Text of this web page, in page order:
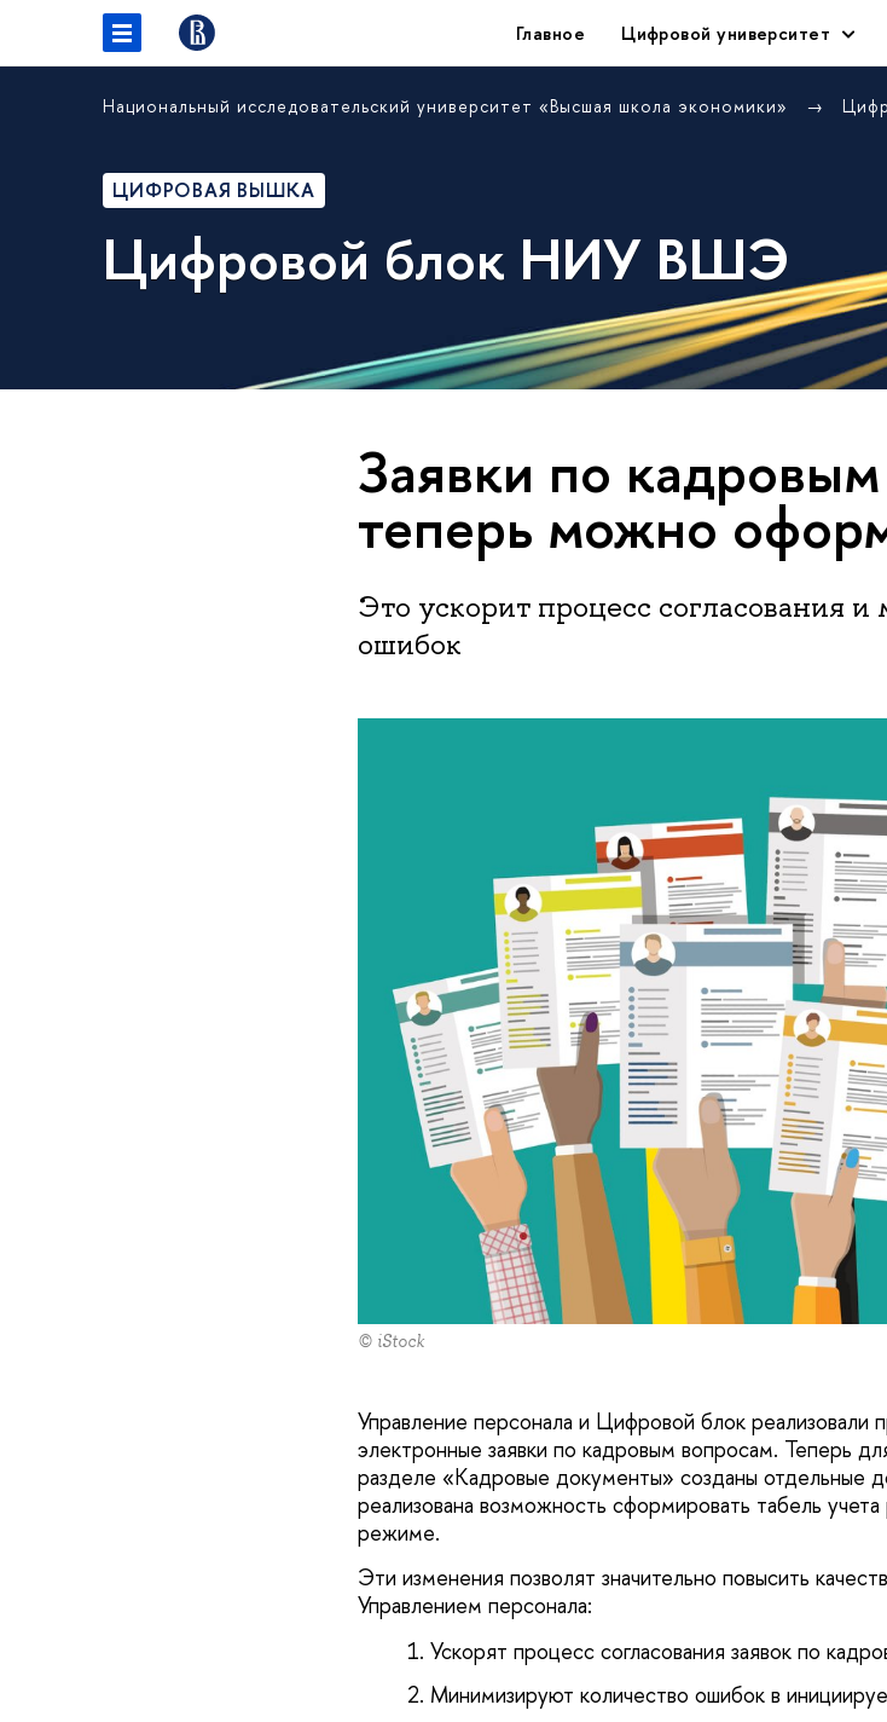
Главное Цифровой университет
Национальный исследовательский университет «Высшая школа экономики»
ЦИФРОВАЯ ВЫШКА
Цифровой блок НИУ ВШЭ
Заявки по
теперь можно
Это ускорит процесс согласования
ошибок
© iStock
Управление персонала и Цифровой блок реализовали
электронные заявки по кадровым вопросам. Теперь
разделе «Кадровые документы» созданы отдельные
реализована возможность сформировать табель
режиме.
Эти изменения позволят значительно повысить
Управлением персонала:
Ускорят процесс согласования заявок по
Минимизируют количество ошибок в